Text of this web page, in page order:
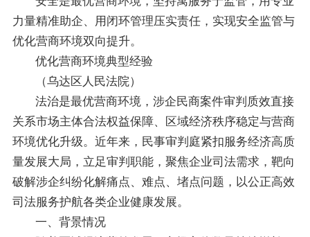
力量精准助企、用闭环管理压实责任，实现安全监管与
优化营商环境双向提升。
优化营商环境典型经验
（乌达区人民法院）
法治是最优营商环境，涉企民商案件审判质效直接
关系市场主体合法权益保障、区域经济秩序稳定与营商
环境优化升级。近年来，民事审判庭紧扣服务经济高质
量发展大局，立足审判职能，聚焦企业司法需求，靶向
破解涉企纠纷化解痛点、难点、堵点问题，以公正高效
司法服务护航各类企业健康发展。
一、背景情况